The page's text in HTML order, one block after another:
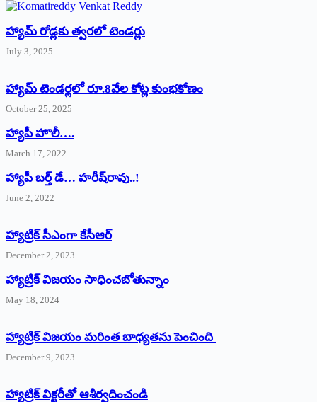
హ్యామ్‌ రోడ్లకు త్వరలో టెండర్లు
July 3, 2025
హ్యామ్‌ ‌టెండర్లలో రూ.8వేల కోట్ల కుంభకోణం
October 25, 2025
హ్యాపీ హొలీ….
March 17, 2022
హ్యాపీ బర్త్ ‌డే… హరీష్‌రావు..!
June 2, 2022
హ్యాట్రిక్‌ ‌సీఎంగా కేసీఆర్‌
December 2, 2023
హ్యాట్రిక్‌ విజయం సాధించబోతున్నాం
May 18, 2024
హ్యాట్రిక్ విజయం మరింత బాధ్యతను పెంచింది
December 9, 2023
హ్యాట్రిక్‌ ‌విక్టరీతో ఆశీర్వదించండి